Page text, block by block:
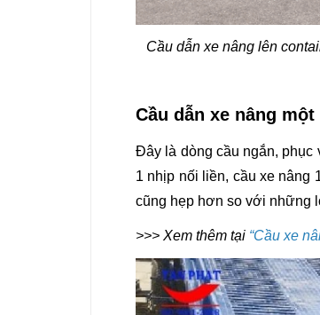
Cầu dẫn xe nâng lên
Cầu dẫn xe nâng
Đây là dòng cầu ngắn,
1 nhịp nối liền, cầu xe nâng
cũng hẹp hơn so với những
>>> Xem thêm tại “Cầu xe